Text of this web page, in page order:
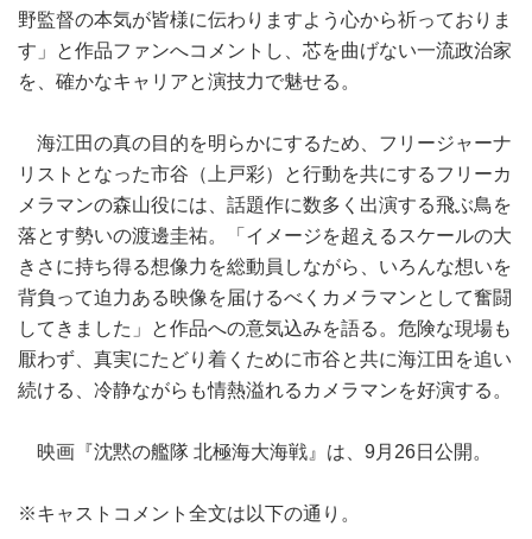
野監督の本気が皆様に伝わりますよう心から祈っておりま
す」と作品ファンへコメントし、芯を曲げない一流政治家
を、確かなキャリアと演技力で魅せる。
海江田の真の目的を明らかにするため、フリージャーナ
リストとなった市谷（上戸彩）と行動を共にするフリーカ
メラマンの森山役には、話題作に数多く出演する飛ぶ鳥を
落とす勢いの渡邊圭祐。「イメージを超えるスケールの大
きさに持ち得る想像力を総動員しながら、いろんな想いを
背負って迫力ある映像を届けるべくカメラマンとして奮闘
してきました」と作品への意気込みを語る。危険な現場も
厭わず、真実にたどり着くために市谷と共に海江田を追い
続ける、冷静ながらも情熱溢れるカメラマンを好演する。
映画『沈黙の艦隊 北極海大海戦』は、9月26日公開。
※キャストコメント全文は以下の通り。